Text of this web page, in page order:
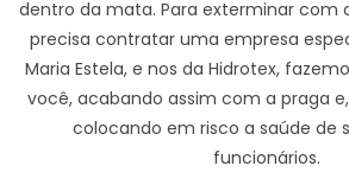
dentro da mata. Para exterminar com
precisa contratar uma empresa
Maria Estela, e nos da Hidrotex,
você, acabando assim com a praga
colocando em risco a saúde de
funcionários.